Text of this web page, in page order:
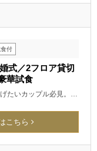
付
式／2フロア貸切
華試食
たいカップル必見。…
こちら